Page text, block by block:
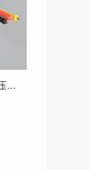
压力传感器模组----陶瓷凹膜压力模组